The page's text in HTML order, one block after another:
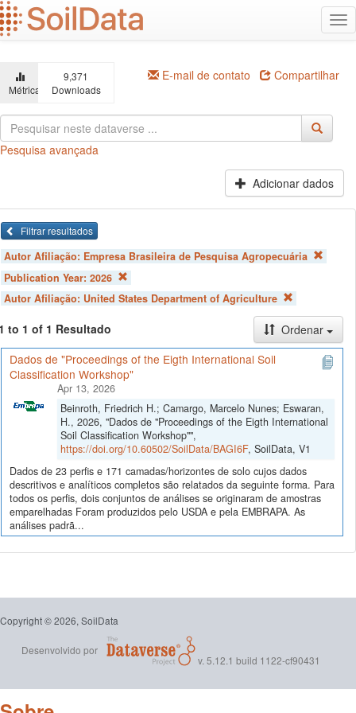
Ir
para
o
principal
Métricas
9,371
Downloads
E-mail de contato Compartilhar
Pesquisa avançada
Adicionar dados
Filtrar resultados
Autor Afiliação: Empresa Brasileira de Pesquisa Agropecuária
Publication Year: 2026
Autor Afiliação: United States Department of Agriculture
to 1 of 1 Resultado
Ordenar
Dados de "Proceedings of the Eigth International Soil
Classification Workshop"
Apr 13, 2026
Beinroth, Friedrich H.; Camargo, Marcelo Nunes; Eswaran,
H., 2026, "Dados de "Proceedings of the Eigth International
Soil Classification Workshop"",
https://doi.org/10.60502/SoilData/BAGI6F, SoilData, V1
Dados de 23 perfis e 171 camadas/horizontes de solo cujos dados
descritivos e analíticos completos são relatados da seguinte forma. Para
todos os perfis, dois conjuntos de análises se originaram de amostras
emparelhadas Foram produzidos pelo USDA e pela EMBRAPA. As
análises padrã...
Copyright © 2026, SoilData
Desenvolvido por
v. 5.12.1 build 1122-cf90431